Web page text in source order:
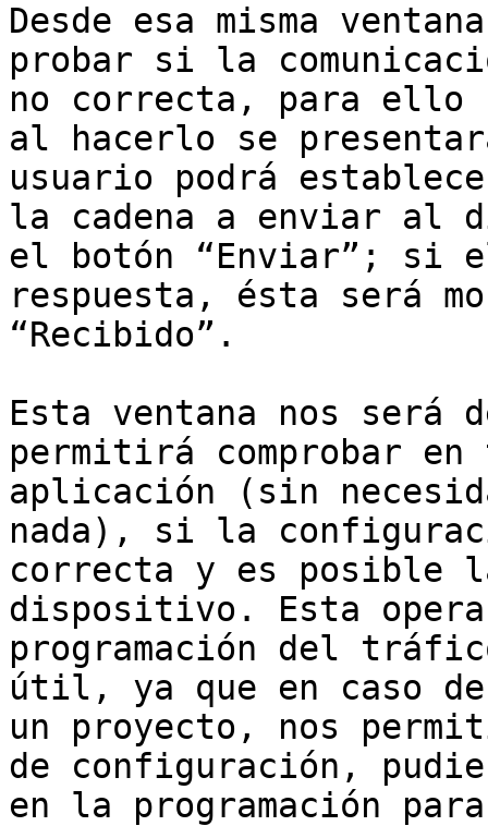
Desde esa misma
probar si la
no correcta, para ello
al hacerlo se
usuario podrá
la cadena a enviar al
el botón “Enviar”; si
respuesta, ésta será
“Recibido”.
Esta ventana nos será
permitirá comprobar
aplicación (sin
nada), si la
correcta y es posible
dispositivo. Esta
programación del
útil, ya que en caso
un proyecto, nos
de configuración,
en la programación